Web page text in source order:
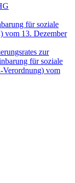
für soziale
vom 13. Dezember
zur
für soziale
vom